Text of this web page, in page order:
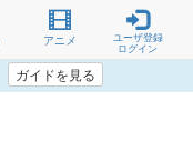
アニメ
ユーザ登録
ログイン
ガイドを見る